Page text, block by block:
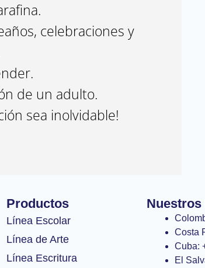
celebraciones y
de un adulto.
sea inolvidable!
Productos
Línea Escolar
Línea de Arte
Línea Escritura
Costa
Cuba:
El